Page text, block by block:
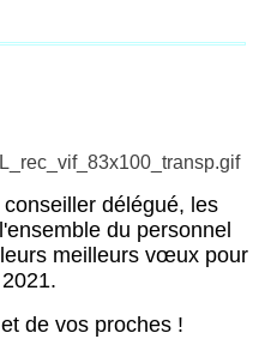
délégué, les
du personnel
meilleurs vœux pour
de vos proches !